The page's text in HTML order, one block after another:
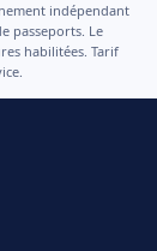
indépendant
passeports. Le
habilitées. Tarif